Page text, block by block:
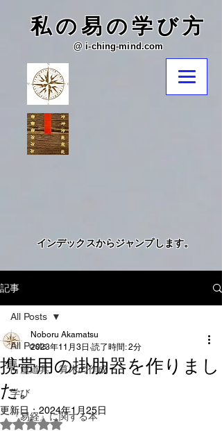
​私の易の学び方
​インデックスからジャンプします。
@ i-ching-mind.com
記事
All Posts
占筮道具 算木の作成
学び
『易経』に関する本
All Posts
携帯用の掛肋器を作りまし
た。
Noboru Akamatsu
2023年11月3日 読了時間: 2分
更新日：2024年1月25日
5つ星のうちNaNと評価されています。